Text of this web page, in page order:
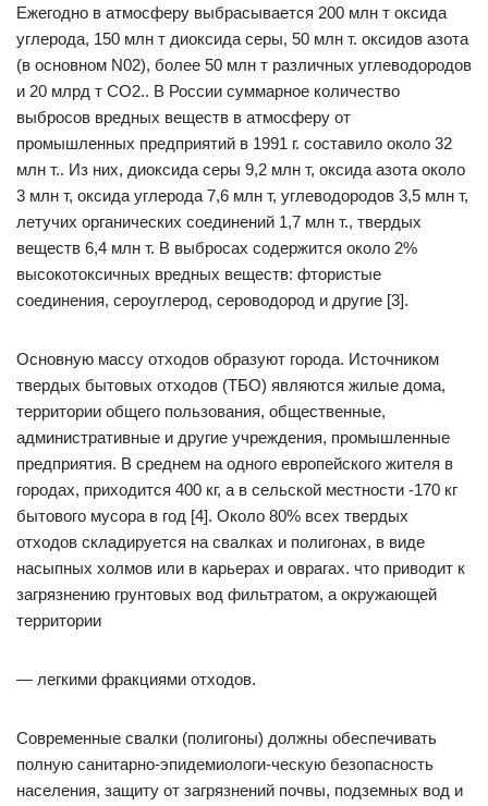
Ежегодно в атмосферу выбрасывается 200 млн т оксида
углерода, 150 млн т диоксида серы, 50 млн т. оксидов азота
(в основном N02), более 50 млн т различных углеводородов
и 20 млрд т СО2.. В России суммарное количество
выбросов вредных веществ в атмосферу от
промышленных предприятий в 1991 г. составило около 32
млн т.. Из них, диоксида серы 9,2 млн т, оксида азота около
3 млн т, оксида углерода 7,6 млн т, углеводородов 3,5 млн т,
летучих органических соединений 1,7 млн т., твердых
веществ 6,4 млн т. В выбросах содержится около 2%
высокотоксичных вредных веществ: фтористые
соединения, сероуглерод, сероводород и другие [3].
Основную массу отходов образуют города. Источником
твердых бытовых отходов (ТБО) являются жилые дома,
территории общего пользования, общественные,
административные и другие учреждения, промышленные
предприятия. В среднем на одного европейского жителя в
городах, приходится 400 кг, а в сельской местности -170 кг
бытового мусора в год [4]. Около 80% всех твердых
отходов складируется на свалках и полигонах, в виде
насыпных холмов или в карьерах и оврагах. что приводит к
загрязнению грунтовых вод фильтратом, а окружающей
территории
— легкими фракциями отходов.
Современные свалки (полигоны) должны обеспечивать
полную санитарно-эпидемиологи-ческую безопасность
населения, защиту от загрязнений почвы, подземных вод и